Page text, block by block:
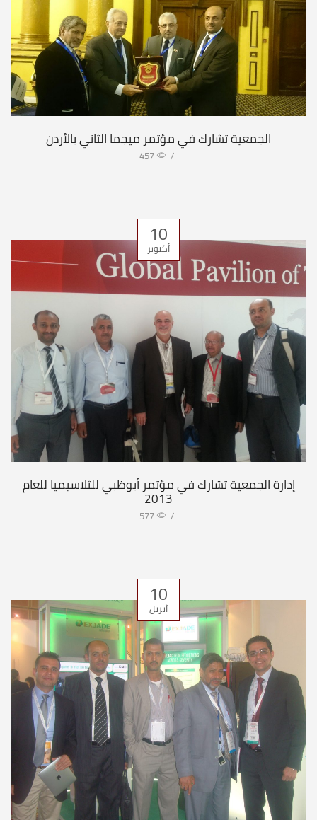
الجمعية تشارك في مؤتمر ميجما الثاني بالأردن
/
457
10
أكتوبر
إدارة الجمعية تشارك في مؤتمر أبوظبي للثلاسيميا للعام
2013
/
577
10
أبريل